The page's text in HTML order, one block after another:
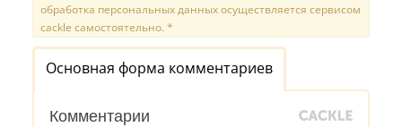
обработка персональных данных осуществляется сервисом
cackle самостоятельно. *
Основная форма комментариев
Комментарии